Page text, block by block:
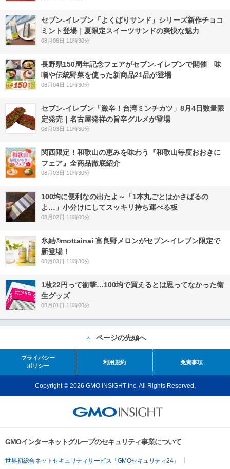
セブン‐イレブン「よくばりサンド」シリーズ新作チョコ
ミント登場｜夏限定スイーツサンドの爽快な魅力
08月06日 11時30分
長野県150周年記念フェアがセブン-イレブンで開催 味
噌や伝統野菜を使った新商品21品が登場
08月04日 11時30分
セブン-イレブン「激辛！台湾ミンチカツ」8月4日数量限
定発売｜名古屋発祥の旨辛グルメが登場
08月03日 11時30分
関西限定！和歌山の恵みを味わう『和歌山毎度おおきに
フェア』全商品徹底紹介
08月03日 11時30分
100均に便利なの出たよ～「1本丸ごとはかさばるの
よ…」小分けにしてスッキリ持ち運べる板
08月02日 11時00分
氷結®mottainai 富良野メロンがセブン‐イレブン限定で
新登場！
08月03日 11時30分
1枚22円って衝撃…100均で買えるとは思ってなかった衛
生グッズ
08月01日 11時00分
ページの先頭へ
プライバシー
ポリシー
利用規約 免責事項
Copyright © 2026 GMO INSIGHT Inc. All Rights Reserved.
GMOインターネットグループのセキュリティ事業について
世界初総合ネットセキュリティサービス「GMOセキュリティ24」